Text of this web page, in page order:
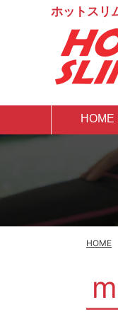
ホットスリ
HOME
HOME